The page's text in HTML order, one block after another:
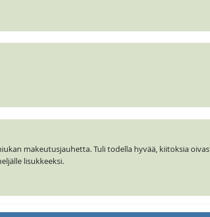
makeutusjauhetta. Tuli todella hyvää, kiitoksia
lisukkeeksi.